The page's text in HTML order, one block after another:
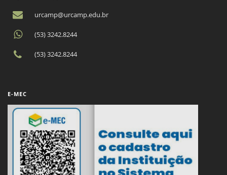
urcamp@urcamp.edu.br
(53) 3242.8244
(53) 3242.8244
E-MEC